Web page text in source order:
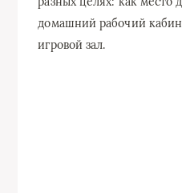
домашний рабочий
игровой зал.